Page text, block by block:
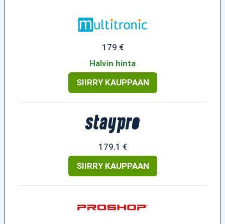
179 €
Halvin hinta
SIIRRY KAUPPAAN
179.1 €
SIIRRY KAUPPAAN